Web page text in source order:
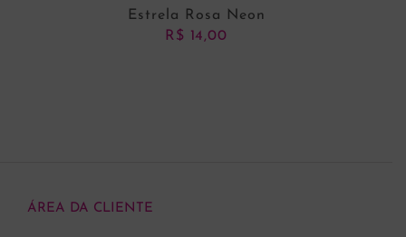
Estrela Rosa Neon
R$ 14,00
ÁREA DA CLIENTE